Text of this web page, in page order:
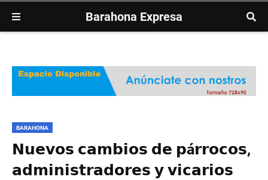
Barahona Expresa
BARAHONA
𝗡𝘂𝗲𝘃𝗼𝘀 𝗰𝗮𝗺𝗯𝗶𝗼𝘀 𝗱𝗲 𝗽á𝗿𝗿𝗼𝗰𝗼𝘀,
𝗮𝗱𝗺𝗶𝗻𝗶𝘀𝘁𝗿𝗮𝗱𝗼𝗿𝗲𝘀 𝘆 𝘃𝗶𝗰𝗮𝗿𝗶𝗼𝘀